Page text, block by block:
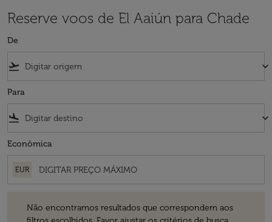
Reserve voos de El Aaiún para Chade
De
flight_takeoff keyboard_arrow_down
Para
flight_land keyboard_arrow_down
Econômica
EUR
Não encontramos resultados que correspondem aos